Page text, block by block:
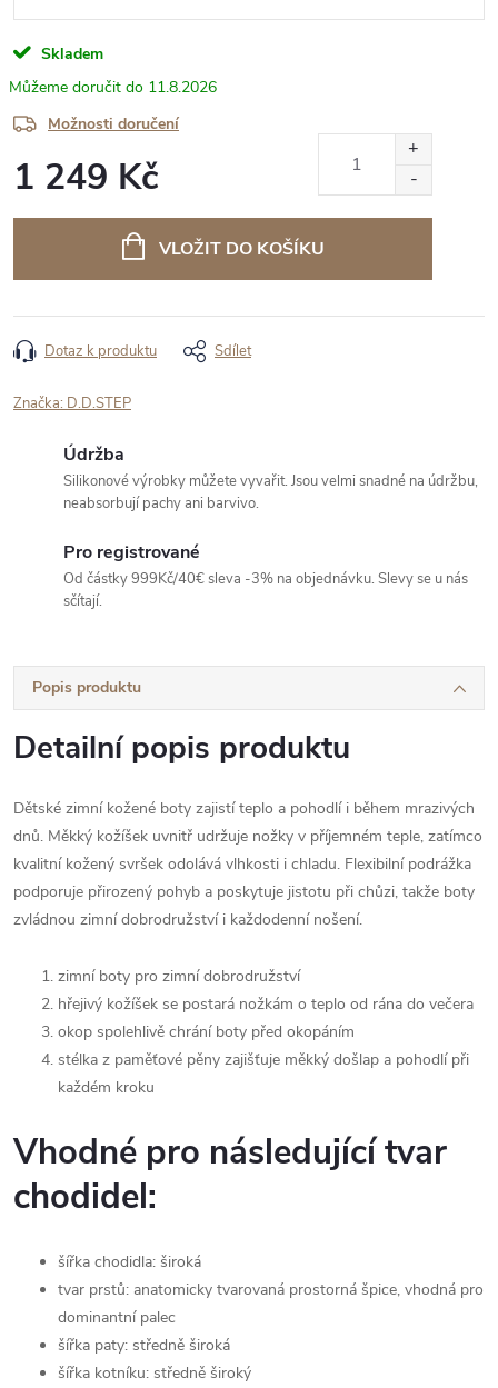
Skladem
11.8.2026
Možnosti doručení
1 249 Kč
VLOŽIT DO KOŠÍKU
Dotaz k produktu Sdílet
Značka: D.D.STEP
Údržba
Silikonové výrobky můžete vyvařit. Jsou velmi snadné na údržbu,
neabsorbují pachy ani barvivo.
Pro registrované
Od částky 999Kč/40€ sleva -3% na objednávku. Slevy se u nás
sčítají.
Popis produktu
Detailní popis produktu
Dětské zimní kožené boty zajistí teplo a pohodlí i během mrazivých
dnů. Měkký kožíšek uvnitř udržuje nožky v příjemném teple, zatímco
kvalitní kožený svršek odolává vlhkosti i chladu. Flexibilní podrážka
podporuje přirozený pohyb a poskytuje jistotu při chůzi, takže boty
zvládnou zimní dobrodružství i každodenní nošení.
zimní boty pro zimní dobrodružství
hřejivý kožíšek se postará nožkám o teplo od rána do večera
okop spolehlivě chrání boty před okopáním
stélka z paměťové pěny zajišťuje měkký došlap a pohodlí při
každém kroku
Vhodné pro následující tvar
chodidel:
šířka chodidla: široká
tvar prstů: anatomicky tvarovaná prostorná špice, vhodná pro
dominantní palec
šířka paty: středně široká
šířka kotníku: středně široký